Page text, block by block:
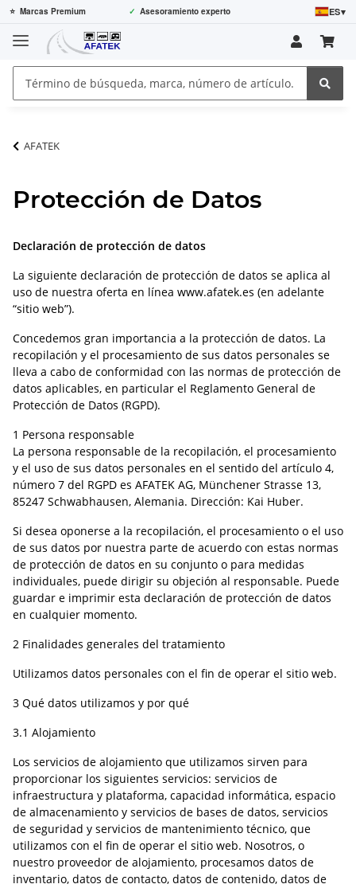
⭐ Marcas Premium ✓ Asesoramiento experto ES▾
AFATEK
Protección de Datos
Declaración de protección de datos
La siguiente declaración de protección de datos se aplica al
uso de nuestra oferta en línea www.afatek.es (en adelante
“sitio web”).
Concedemos gran importancia a la protección de datos. La
recopilación y el procesamiento de sus datos personales se
lleva a cabo de conformidad con las normas de protección de
datos aplicables, en particular el Reglamento General de
Protección de Datos (RGPD).
1 Persona responsable
La persona responsable de la recopilación, el procesamiento
y el uso de sus datos personales en el sentido del artículo 4,
número 7 del RGPD es AFATEK AG, Münchener Strasse 13,
85247 Schwabhausen, Alemania. Dirección: Kai Huber.
Si desea oponerse a la recopilación, el procesamiento o el uso
de sus datos por nuestra parte de acuerdo con estas normas
de protección de datos en su conjunto o para medidas
individuales, puede dirigir su objeción al responsable. Puede
guardar e imprimir esta declaración de protección de datos
en cualquier momento.
2 Finalidades generales del tratamiento
Utilizamos datos personales con el fin de operar el sitio web.
3 Qué datos utilizamos y por qué
3.1 Alojamiento
Los servicios de alojamiento que utilizamos sirven para
proporcionar los siguientes servicios: servicios de
infraestructura y plataforma, capacidad informática, espacio
de almacenamiento y servicios de bases de datos, servicios
de seguridad y servicios de mantenimiento técnico, que
utilizamos con el fin de operar el sitio web. Nosotros, o
nuestro proveedor de alojamiento, procesamos datos de
inventario, datos de contacto, datos de contenido, datos de